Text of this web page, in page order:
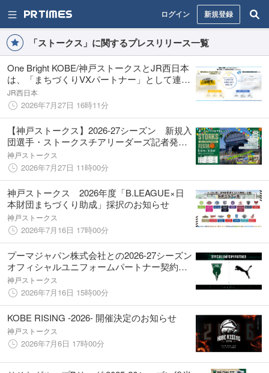
ログイン 新規登録
「ストークス」に関するプレスリリース一覧
One Bright KOBE/神戸ストークスとJR西日本
は、「まちづくりVXパートナー」として連携
を強化します
JR西日本
2026年7月27日 16時11分
【神戸ストークス】2026-27シーズン 新規入
団選手・ストークスチアリーダーズ記者発表
会開催のお知らせ
神戸ストークス
2026年7月27日 11時00分
神戸ストークス 2026年度「B.LEAGUE×日
本財団まちづくり助成」採択のお知らせ
神戸ストークス
2026年7月16日 17時00分
プーマジャパン株式会社との2026-27シーズン
オフィシャルユニフォームパートナー契約締
結のお知らせ
神戸ストークス
2026年7月16日 15時00分
KOBE RISING -2026- 開催決定のお知らせ
神戸ストークス
2026年7月6日 17時00分